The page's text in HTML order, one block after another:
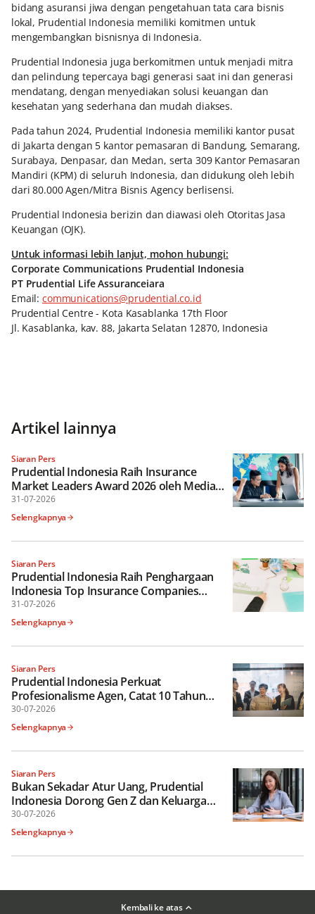
bidang asuransi jiwa dengan pengetahuan tata cara bisnis
lokal, Prudential Indonesia memiliki komitmen untuk
mengembangkan bisnisnya di Indonesia.
Prudential Indonesia juga berkomitmen untuk menjadi mitra
dan pelindung tepercaya bagi generasi saat ini dan generasi
mendatang, dengan menyediakan solusi keuangan dan
kesehatan yang sederhana dan mudah diakses.
Pada tahun 2024, Prudential Indonesia memiliki kantor pusat
di Jakarta dengan 5 kantor pemasaran di Bandung, Semarang,
Surabaya, Denpasar, dan Medan, serta 309 Kantor Pemasaran
Mandiri (KPM) di seluruh Indonesia, dan didukung oleh lebih
dari 80.000 Agen/Mitra Bisnis Agency berlisensi.
Prudential Indonesia berizin dan diawasi oleh Otoritas Jasa
Keuangan (OJK).
Untuk informasi lebih lanjut, mohon hubungi:
Corporate Communications Prudential Indonesia
PT Prudential Life Assuranceiara
Email:communications@prudential.co.id
Prudential Centre - Kota Kasablanka 17th Floor
Jl. Kasablanka, kav. 88, Jakarta Selatan 12870, Indonesia
Artikel lainnya
Siaran Pers
Prudential Indonesia Raih Insurance
Market Leaders Award 2026 oleh Media
Asuransi
31-07-2026
Selengkapnya
Siaran Pers
Prudential Indonesia Raih Penghargaan
Indonesia Top Insurance Companies
Awards 2026
31-07-2026
Selengkapnya
Siaran Pers
Prudential Indonesia Perkuat
Profesionalisme Agen, Catat 10 Tahun
Berturut-turut sebagai Perusahaan
dengan Jumlah MDRT Terbanyak di
30-07-2026
Selengkapnya
Siaran Pers
Bukan Sekadar Atur Uang, Prudential
Indonesia Dorong Gen Z dan Keluarga
Lebih Cermat Tentukan Prioritas Keuangan
30-07-2026
Selengkapnya
Kembali ke atas